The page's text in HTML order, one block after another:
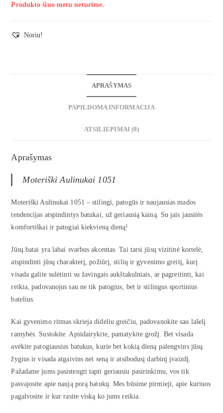
Produkto šiuo metu neturime.
Noriu!
APRAŠYMAS
PAPILDOMA INFORMACIJA
ATSILIEPIMAI (0)
Aprašymas
Moteriški Aulinukai 1051
Moteriški Aulinukai 1051 – stilingi, patogūs ir naujausias mados
tendencijas atspindintys batukai, už geriausią kainą. Su jais jausitės
komfortiškai ir patogiai kiekvieną dieną!
Jūsų batai yra labai svarbus akcentas. Tai tarsi jūsų vizitinė kortelė,
atspindinti jūsų charakterį, požiūrį, stilių ir gyvenimo greitį, kurį
visada galite sulėtinti su žavingais aukštakulniais, ar pagreitinti, kai
reikia, padovanojus sau ne tik patogius, bet ir stilingus sportinius
batelius.
Kai gyvenimo ritmas skrieja dideliu greičiu, padovanokite sau lašelį
ramybės. Sustokite. Apsidairykite, pamatykite grožį. Bet visada
avėkite patogiausius batukus, kurie bet kokią dieną palengvins jūsų
žygius ir visada atgaivins net seną ir atsibodusį darbinį įvaizdį.
Pažadame jums pasistengti tapti geriausiu pasirinkimu, vos tik
pasvajosite apie naują porą batukų. Mes būsime pirmieji, apie kuriuos
pagalvosite ir kur rasite viską ko jums reikia.